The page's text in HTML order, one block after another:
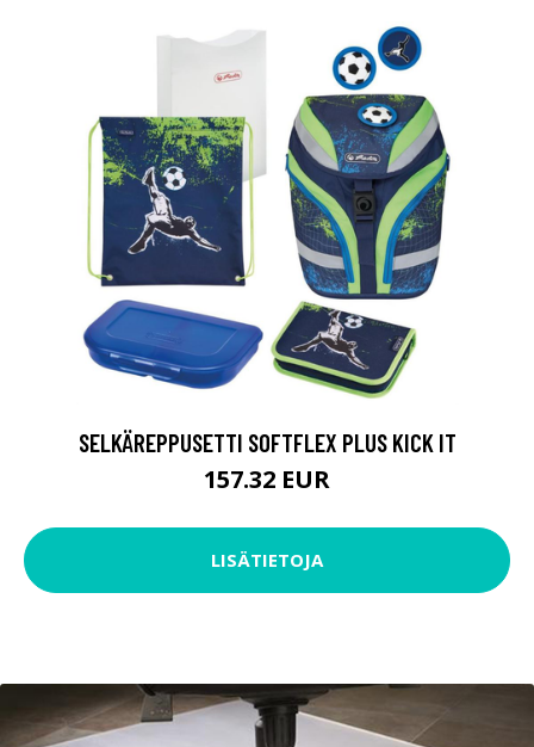
SELKÄREPPUSETTI SOFTFLEX PLUS KICK IT
157.32 EUR
LISÄTIETOJA